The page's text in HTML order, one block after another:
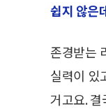
쉽지 않은
존경받는
실력이 있
거고요.